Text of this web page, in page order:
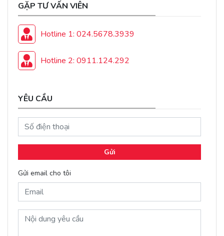
GẶP TƯ VẤN VIÊN
Hotline 1: 024.5678.3939
Hotline 2: 0911.124.292
YÊU CẦU
Gửi
Gửi email cho tôi